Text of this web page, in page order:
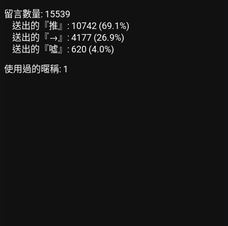
留言數量: 15539
送出的『推』: 10742 (69.1%)
送出的『→』: 4177 (26.9%)
送出的『噓』: 620 (4.0%)
使用過的暱稱: 1